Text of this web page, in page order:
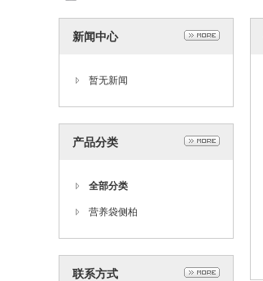
新闻中心
暂无新闻
产品分类
全部分类
营养袋侧柏
联系方式